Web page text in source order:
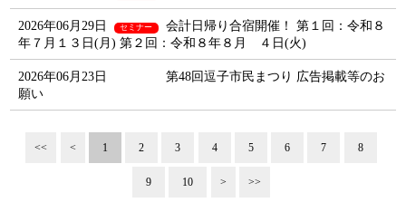
2026年06月29日 セミナー
会計日帰り合宿開催！ 第１回：令和８
年７月１３日(月) 第２回：令和８年８月 ４日(火)
2026年06月23日
第48回逗子市民まつり 広告掲載等のお
願い
<< < 1 2 3 4 5 6 7 8
9 10 > >>